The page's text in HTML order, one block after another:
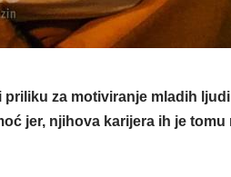
za motiviranje mladih
jer, njihova karijera ih je